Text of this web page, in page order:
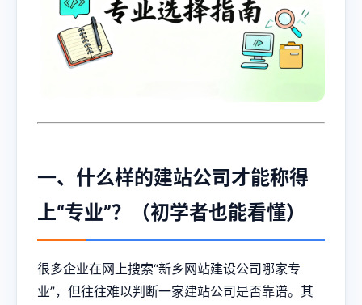
一、什么样的建站公司才能称得
上“专业”？（初学者也能看懂）
很多企业在网上搜索“新乡网站建设公司哪家专
业”，但往往难以判断一家建站公司是否靠谱。其